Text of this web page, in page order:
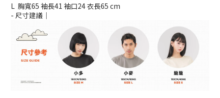
L 胸寬65 袖長41 袖口24衣長65 cm
- 尺寸建議｜